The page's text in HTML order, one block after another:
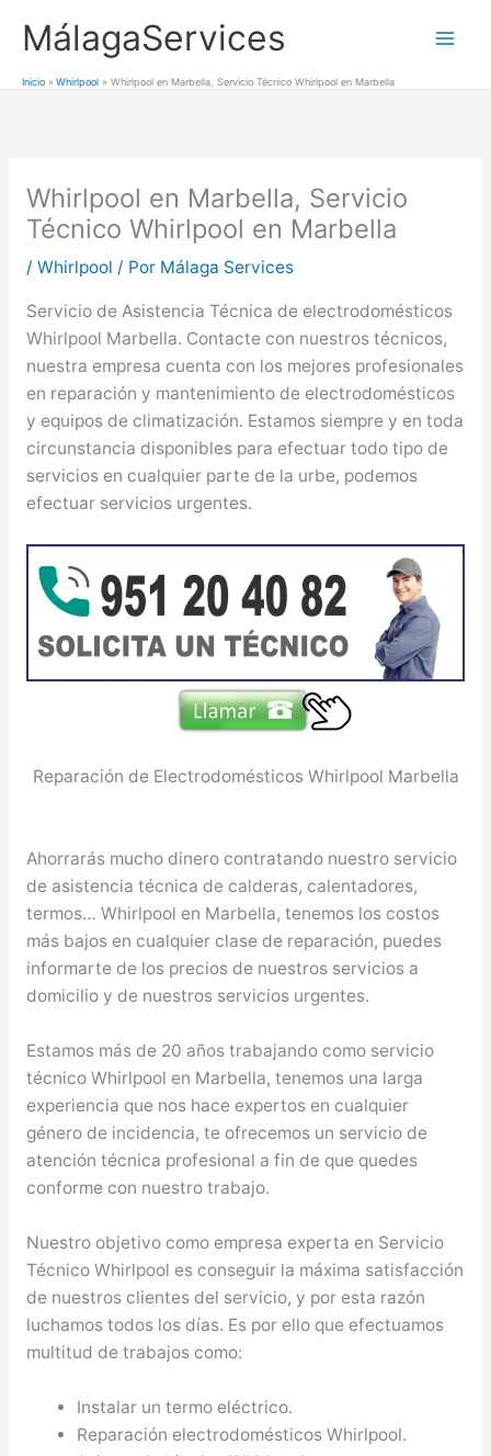
MálagaServices
Inicio Whirlpool Whirlpool en Marbella, Servicio Técnico Whirlpool en Marbella
Whirlpool en Marbella, Servicio
Técnico Whirlpool en Marbella
/ Whirlpool / Por Málaga Services
Servicio de Asistencia Técnica de electrodomésticos
Whirlpool Marbella. Contacte con nuestros técnicos,
nuestra empresa cuenta con los mejores profesionales
en reparación y mantenimiento de electrodomésticos
y equipos de climatización. Estamos siempre y en toda
circunstancia disponibles para efectuar todo tipo de
servicios en cualquier parte de la urbe, podemos
efectuar servicios urgentes.
Reparación de Electrodomésticos Whirlpool Marbella
Ahorrarás mucho dinero contratando nuestro servicio
de asistencia técnica de calderas, calentadores,
termos… Whirlpool en Marbella, tenemos los costos
más bajos en cualquier clase de reparación, puedes
informarte de los precios de nuestros servicios a
domicilio y de nuestros servicios urgentes.
Estamos más de 20 años trabajando como servicio
técnico Whirlpool en Marbella, tenemos una larga
experiencia que nos hace expertos en cualquier
género de incidencia, te ofrecemos un servicio de
atención técnica profesional a fin de que quedes
conforme con nuestro trabajo.
Nuestro objetivo como empresa experta en Servicio
Técnico Whirlpool es conseguir la máxima satisfacción
de nuestros clientes del servicio, y por esta razón
luchamos todos los días. Es por ello que efectuamos
multitud de trabajos como:
Instalar un termo eléctrico.
Reparación electrodomésticos Whirlpool.